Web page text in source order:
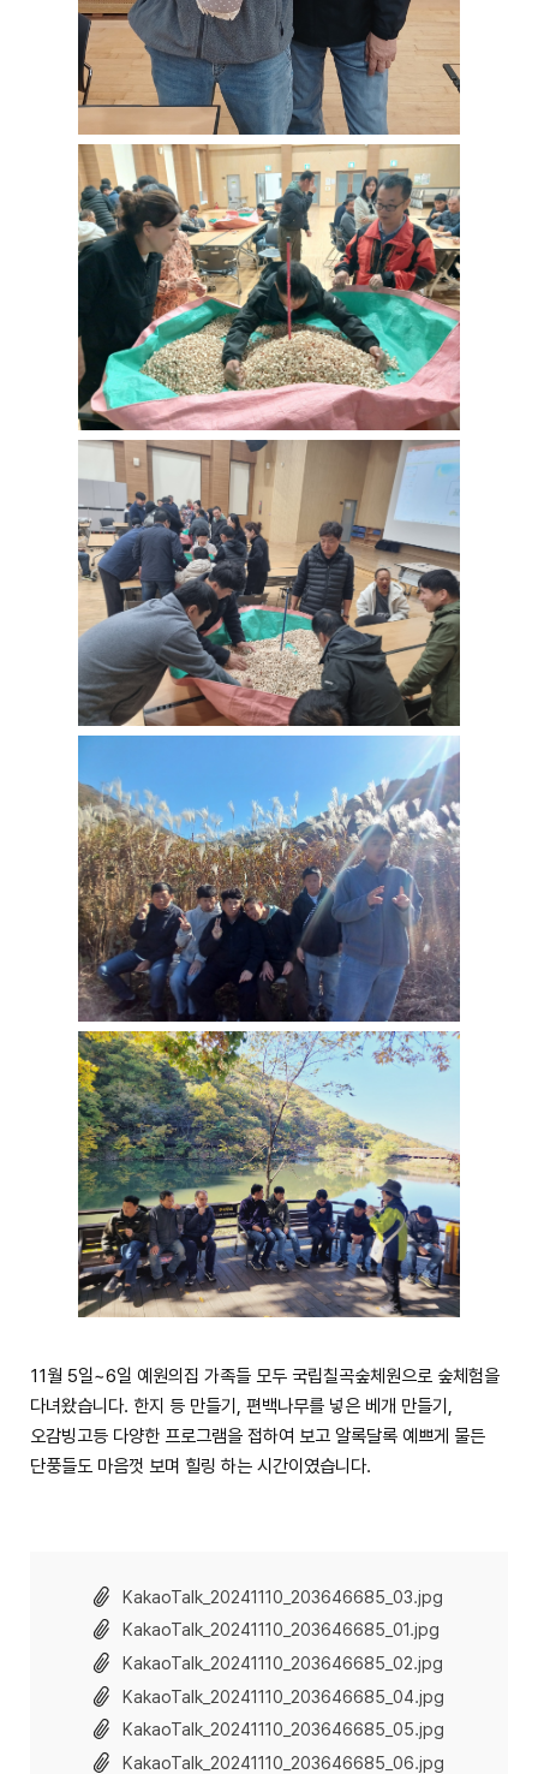
11월 5일~6일 예원의집 가족들 모두 국립칠곡숲체원으로 숲체험을
다녀왔습니다. 한지 등 만들기, 편백나무를 넣은 베개 만들기,
오감빙고등 다양한 프로그램을 접하여 보고 알록달록 예쁘게 물든
단풍들도 마음껏 보며 힐링 하는 시간이였습니다.
KakaoTalk_20241110_203646685_03.jpg
KakaoTalk_20241110_203646685_01.jpg
KakaoTalk_20241110_203646685_02.jpg
KakaoTalk_20241110_203646685_04.jpg
KakaoTalk_20241110_203646685_05.jpg
KakaoTalk_20241110_203646685_06.jpg